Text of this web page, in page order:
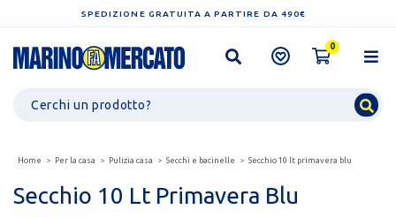
SPEDIZIONE GRATUITA A PARTIRE DA 490€
0
Home Per la casa Pulizia casa Secchi e bacinelle Secchio 10 lt primavera blu
Secchio 10 Lt Primavera Blu